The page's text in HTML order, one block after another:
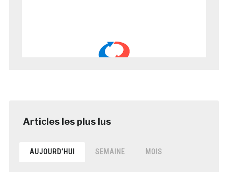
AUJOURD’HUI SEMAINE MOIS